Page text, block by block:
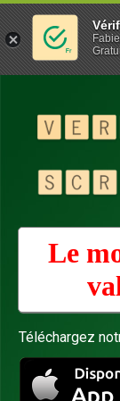
Le
Téléchargez